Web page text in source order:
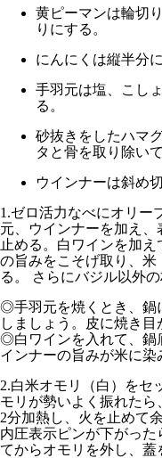
黄ピーマンは輪切
りにする。
にんにくは縦半分
手羽元は塩、こし
る。
砂抜きをしたハマ
タと骨を取り除い
ウインナーは斜め
1.ゼロ活力なべにオリー
元、ウインナーを加え
止める。白ワインを加
の旨みをこそげ取り、米
る。 さらにバジル以外
◎手羽元を焼くとき、鍋
しましょう。皮に焼き目
◎白ワインを入れて、鍋
インナーの旨みが米に染
2.白米オモリ（白） をセ
モリが勢いよく振れた
2分加熱し、火を止めて
内圧表示ピンが下がっ
てからオモリを外し、蓋